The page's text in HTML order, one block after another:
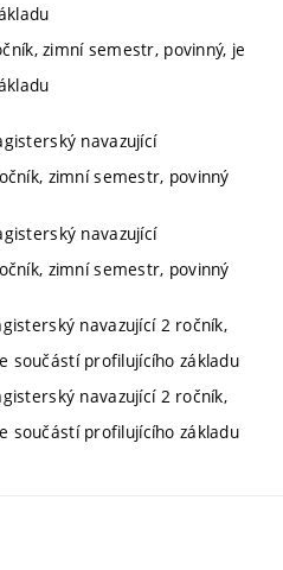
zimní semestr, povinný, je
navazující
zimní semestr, povinný
navazující
zimní semestr, povinný
navazující 2 ročník,
součástí profilujícího základu
navazující 2 ročník,
součástí profilujícího základu